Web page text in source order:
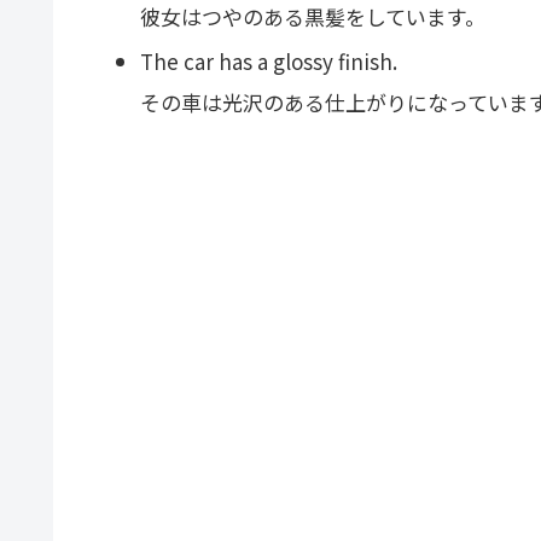
彼女はつやのある黒髪をしています。
The car has a glossy finish.
その車は光沢のある仕上がりになっていま